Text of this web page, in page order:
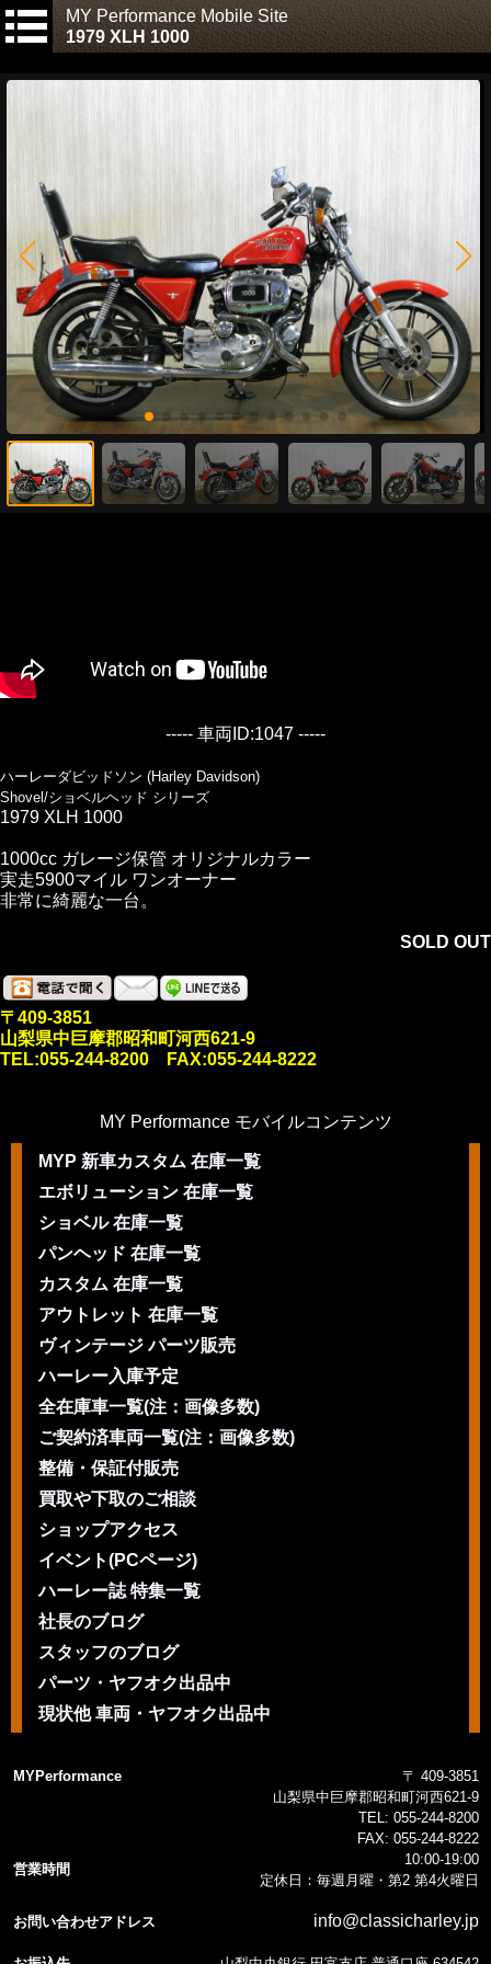
MY Performance Mobile Site
1979 XLH 1000
----- 車両ID:1047 -----
ハーレーダビッドソン (Harley Davidson)
Shovel/ショベルヘッド シリーズ
1979 XLH 1000
1000cc ガレージ保管 オリジナルカラー
実走5900マイル ワンオーナー
非常に綺麗な一台。
SOLD OUT
〒409-3851
山梨県中巨摩郡昭和町河西621-9
TEL:055-244-8200 FAX:055-244-8222
MY Performance モバイルコンテンツ
MYP 新車カスタム 在庫一覧
エボリューション 在庫一覧
ショベル 在庫一覧
パンヘッド 在庫一覧
カスタム 在庫一覧
アウトレット 在庫一覧
ヴィンテージ パーツ販売
ハーレー入庫予定
全在庫車一覧(注：画像多数)
ご契約済車両一覧(注：画像多数)
整備・保証付販売
買取や下取のご相談
ショップアクセス
イベント(PCページ)
ハーレー誌 特集一覧
社長のブログ
スタッフのブログ
パーツ・ヤフオク出品中
現状他 車両・ヤフオク出品中
MYPerformance
〒 409-3851
山梨県中巨摩郡昭和町河西621-9
TEL: 055-244-8200
FAX: 055-244-8222
営業時間
10:00-19:00
定休日：毎週月曜・第2 第4火曜日
お問い合わせアドレス info@classicharley.jp